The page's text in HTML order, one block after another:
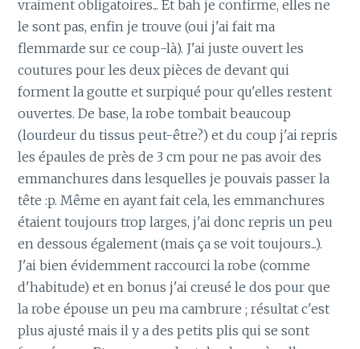
vraiment obligatoires... Et bah je confirme, elles ne
le sont pas, enfin je trouve (oui j'ai fait ma
flemmarde sur ce coup-là). J'ai juste ouvert les
coutures pour les deux pièces de devant qui
forment la goutte et surpiqué pour qu'elles restent
ouvertes. De base, la robe tombait beaucoup
(lourdeur du tissus peut-être?) et du coup j'ai repris
les épaules de près de 3 cm pour ne pas avoir des
emmanchures dans lesquelles je pouvais passer la
tête :p. Même en ayant fait cela, les emmanchures
étaient toujours trop larges, j'ai donc repris un peu
en dessous également (mais ça se voit toujours...).
J'ai bien évidemment raccourci la robe (comme
d'habitude) et en bonus j'ai creusé le dos pour que
la robe épouse un peu ma cambrure ; résultat c'est
plus ajusté mais il y a des petits plis qui se sont